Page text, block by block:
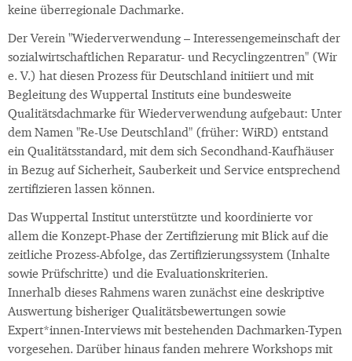
keine überregionale Dachmarke.
Der Verein "Wiederverwendung – Interessengemeinschaft der
sozialwirtschaftlichen Reparatur- und Recyclingzentren" (Wir
e. V.) hat diesen Prozess für Deutschland initiiert und mit
Begleitung des Wuppertal Instituts eine bundesweite
Qualitätsdachmarke für Wiederverwendung aufgebaut: Unter
dem Namen "Re-Use Deutschland" (früher: WiRD) entstand
ein Qualitätsstandard, mit dem sich Secondhand-Kaufhäuser
in Bezug auf Sicherheit, Sauberkeit und Service entsprechend
zertifizieren lassen können.
Das Wuppertal Institut unterstützte und koordinierte vor
allem die Konzept-Phase der Zertifizierung mit Blick auf die
zeitliche Prozess-Abfolge, das Zertifizierungssystem (Inhalte
sowie Prüfschritte) und die Evaluationskriterien.
Innerhalb dieses Rahmens waren zunächst eine deskriptive
Auswertung bisheriger Qualitätsbewertungen sowie
Expert*innen-Interviews mit bestehenden Dachmarken-Typen
vorgesehen. Darüber hinaus fanden mehrere Workshops mit